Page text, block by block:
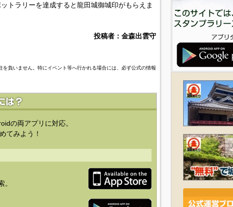
トラリーを達成すると龍田城御城印がもらえま
投稿者：金森出雲守
負いません。特にイベント等へ行かれる場合には、必ず公式の情報
の両アプリに対応。
てみよう！